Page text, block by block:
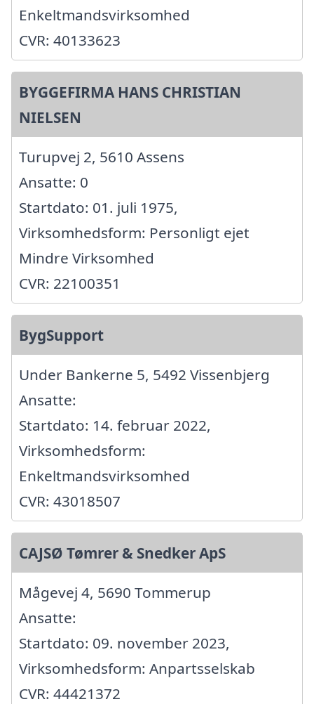
Enkeltmandsvirksomhed
CVR: 40133623
BYGGEFIRMA HANS CHRISTIAN
NIELSEN
Turupvej 2, 5610 Assens
Ansatte: 0
Startdato: 01. juli 1975,
Virksomhedsform: Personligt ejet
Mindre Virksomhed
CVR: 22100351
BygSupport
Under Bankerne 5, 5492 Vissenbjerg
Ansatte:
Startdato: 14. februar 2022,
Virksomhedsform:
Enkeltmandsvirksomhed
CVR: 43018507
CAJSØ Tømrer & Snedker ApS
Mågevej 4, 5690 Tommerup
Ansatte:
Startdato: 09. november 2023,
Virksomhedsform: Anpartsselskab
CVR: 44421372